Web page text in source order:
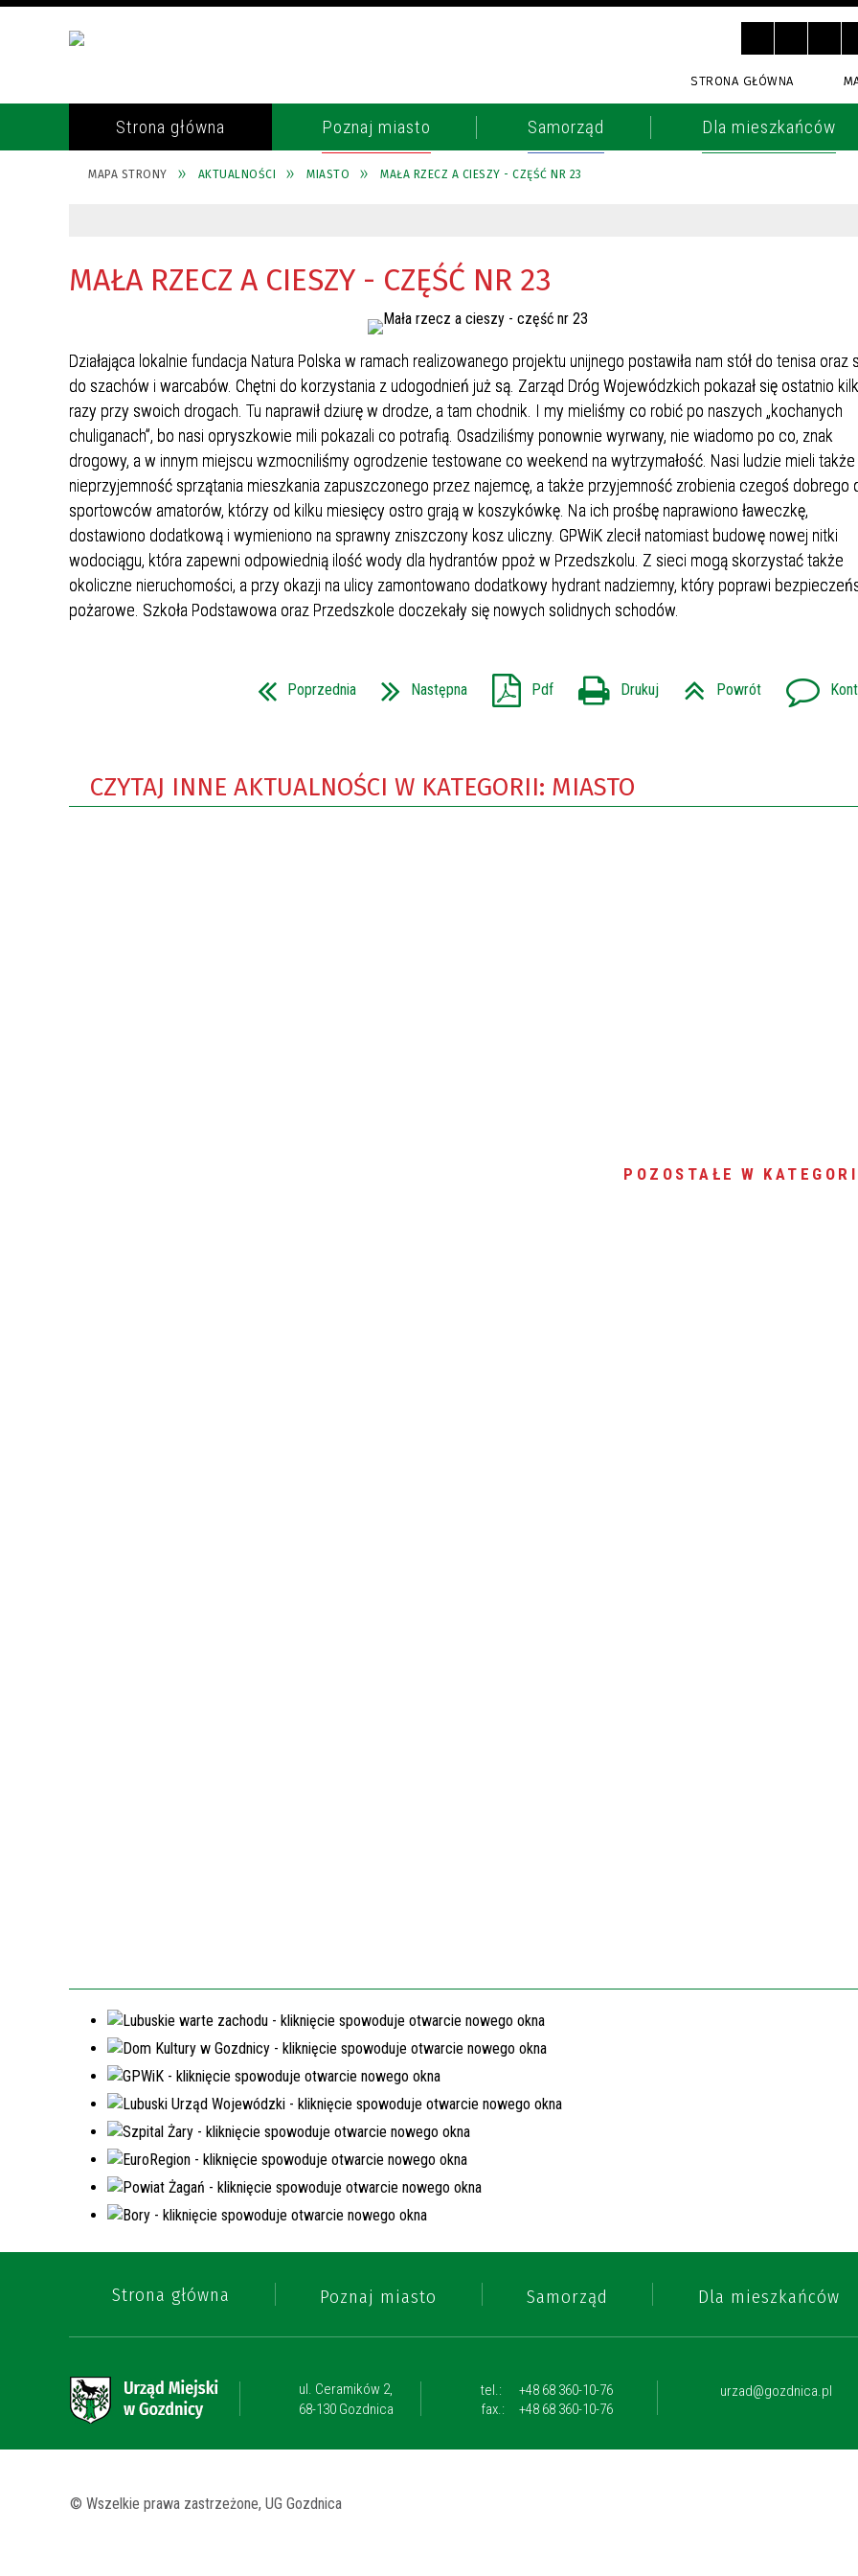
STRONA GŁÓWNA
Strona główna Poznaj miasto
POŁOŻENIE
GMINY PARTNERSKIE
ORGANIZACJE I STOWARZYSZENIA
WILKI NAD NYSĄ
SYMBOLIKA
STATYSTYKA
SYSTEM INFORMACJI
PRZESTRZENNEJ
Samorząd
RADA MIASTA
URZĄD STANU CYWILNEGO
RADA SENIORÓW
MIEJSKIE JEDNOSTKI
ORGANIZACYJNE
Dla mieszkańców
REKULTYWACJA WYROBISKA
OCHRONA ŚRODOWISKA
UTRZYMANIE CZYSTOŚCI I
PORZĄDKU W MIEŚCIE
PODATKI
POMOC SPOŁECZNA
EDUKACJA
KULTURA / KALENDARZ IMPREZ
SPORT I REKREACJA
JAKOŚĆ WODY DO SPOŻYCIA
PROGRAM POLITYKI ZDROWOTNEJ -
REHABILITACJA
TELEFONY ALARMOWE
ENEA OPERATOR
ROZKŁADY JAZDY PKS, MZK, PKP
MAPA STRONY AKTUALNOŚCI MIASTO MAŁA RZECZ A CIESZY - CZĘŚĆ NR 23
MAŁA RZECZ A CIESZY - CZĘŚĆ NR 23
Działająca lokalnie fundacja Natura Polska w ramach realizowanego projektu unijnego postawiła nam stół do tenisa oraz
do szachów i warcabów. Chętni do korzystania z udogodnień już są. Zarząd Dróg Wojewódzkich pokazał się ostatnio
razy przy swoich drogach. Tu naprawił dziurę w drodze, a tam chodnik. I my mieliśmy co robić po naszych „kochanych
chuliganach”, bo nasi opryszkowie mili pokazali co potrafią. Osadziliśmy ponownie wyrwany, nie wiadomo po co, znak
drogowy, a w innym miejscu wzmocniliśmy ogrodzenie testowane co weekend na wytrzymałość. Nasi ludzie mieli także
nieprzyjemność sprzątania mieszkania zapuszczonego przez najemcę, a także przyjemność zrobienia czegoś dobrego
sportowców amatorów, którzy od kilku miesięcy ostro grają w koszykówkę. Na ich prośbę naprawiono ławeczkę,
dostawiono dodatkową i wymieniono na sprawny zniszczony kosz uliczny. GPWiK zlecił natomiast budowę nowej nitki
wodociągu, która zapewni odpowiednią ilość wody dla hydrantów ppoż w Przedszkolu. Z sieci mogą skorzystać także
okoliczne nieruchomości, a przy okazji na ulicy zamontowano dodatkowy hydrant nadziemny, który poprawi
pożarowe. Szkoła Podstawowa oraz Przedszkole doczekały się nowych solidnych schodów.
Poprzednia Następna Pdf Drukuj Powrót
CZYTAJ INNE AKTUALNOŚCI W KATEGORII: MIASTO
POZOSTAŁE W
Strona główna Poznaj miasto Samorząd Dla mieszkańców
ul. Ceramików 2,
68-130 Gozdnica
tel.:
+48 68 360-10-76
fax.:
+48 68 360-10-76
urzad@gozdnica.pl
© Wszelkie prawa zastrzeżone, UG Gozdnica